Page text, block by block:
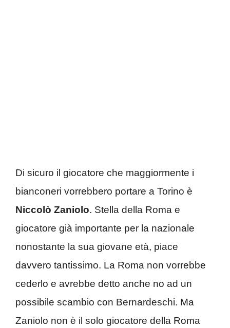
Di sicuro il giocatore che maggiormente i
bianconeri vorrebbero portare a Torino è
Niccolò Zaniolo. Stella della Roma e
giocatore già importante per la nazionale
nonostante la sua giovane età, piace
davvero tantissimo. La Roma non vorrebbe
cederlo e avrebbe detto anche no ad un
possibile scambio con Bernardeschi. Ma
Zaniolo non è il solo giocatore della Roma